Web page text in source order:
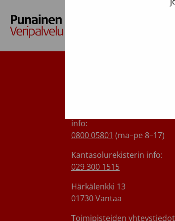
info:
0800 05801 (ma–pe 8–17)
Kantasolurekisterin info:
029 300 1515
Härkälenkki 13
01730 Vantaa
Toimipisteiden yhteystiedot